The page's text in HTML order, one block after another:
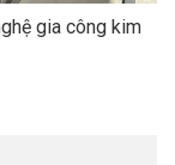
gia công kim